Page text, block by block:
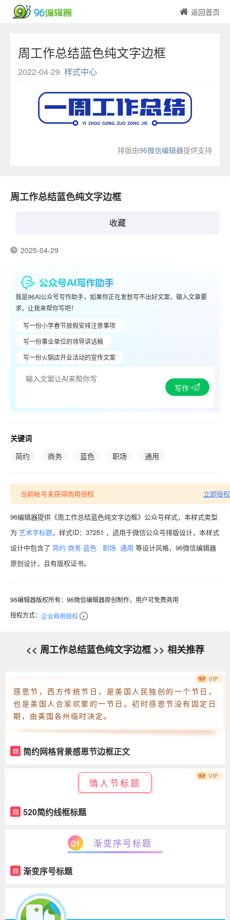
返回首页
周工作总结蓝色纯文字边框
2022-04-29 样式中心
排版由96微信编辑器提供支持
周工作总结蓝色纯文字边框
收藏
2025-04-29
我是96AI公众号写作助手，如果你正在发愁写不出好文案，输入文章要
求，让我来帮你写吧！
写一份小学春节放假安排注意事项
写一份事业单位的领导讲话稿
写一份火锅店开业活动的宣传文案
写作
关键词
简约
商务 蓝色 职场 通用
当前帐号未获得商用授权 立即授权
96编辑器提供《周工作总结蓝色纯文字边框》公众号样式，本样式类型
为 艺术字标题，样式ID：37251 ，适用于微信公众号排版设计，本样式
设计中包含了 简约 商务 蓝色 职场 通用 等设计风格，96微信编辑器
原创设计，且有版权证书。
96编辑器版权所有：96微信编辑器原创制作，用户可免费商用
授权方式： 企业商用授权
<< 周工作总结蓝色纯文字边框 >> 相关推荐
感恩节，西方传统节日，是美国人民独创的一个节日，
也是美国人合家欢聚的一节日。初时感恩节没有固定日
期，由美国各州临时决定。
商 简约网格背景感恩节边框正文
VIP
情人节标题
商 520简约线框标题
VIP
01 渐变序号标题
商 渐变序号标题